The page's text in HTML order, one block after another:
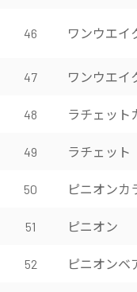
46 ワンウエイ
47 ワンウエイ
48 ラチェット
49 ラチェット
50 ピニオンカ
51 ピニオン
52
ピニオンベ